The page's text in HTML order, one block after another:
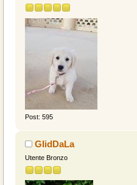
Post: 595
GIidDaLa
Utente Bronzo